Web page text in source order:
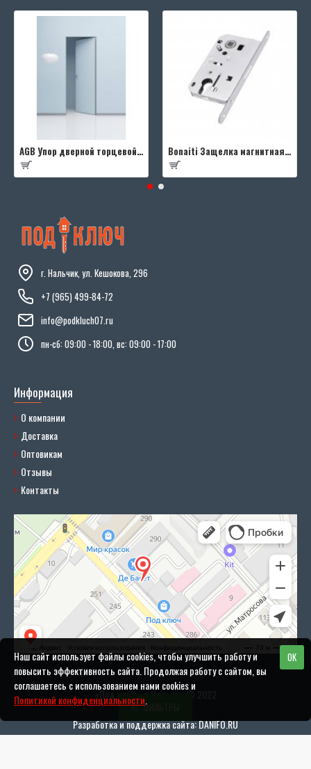
AGB Упор дверной торцевой D003201593 (черный) Bonaiti Защелка магнитная B-FOURTY MATT CROME под цилиндр с отв.планкой 190 мм, матовый хром
г. Нальчик, ул. Кешокова, 296
+7 (965) 499-84-72
info@podkluch07.ru
пн-сб: 09:00 - 18:00, вс: 09:00 - 17:00
Информация
О компании
Доставка
Оптовикам
Отзывы
Контакты
«Под ключ» г. Нальчик © 2022
Разработка и поддержка сайта: DANIFO.RU
OK
Наш сайт использует файлы cookies, чтобы улучшить работу и
повысить эффективность сайта. Продолжая работу с сайтом, вы
соглашаетесь с использованием нами cookies и
Политикой конфиденциальности.
ФИЛЬТРЫ